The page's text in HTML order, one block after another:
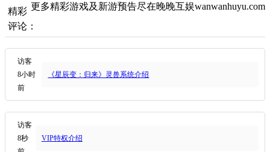
更多精彩游戏及新游预告尽在晚晚互娱wanwanhuyu.com
精彩
评论：
访客
8小时
前
《星辰变：归来》灵兽系统介绍
访客
8秒
VIP特权介绍